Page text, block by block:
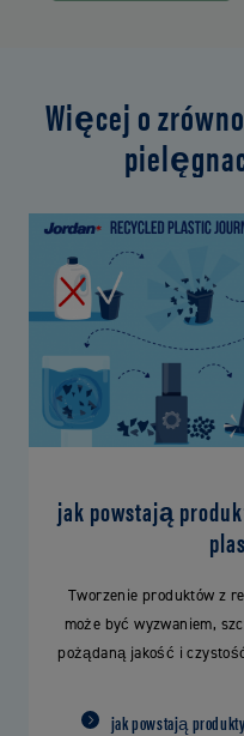
Więcej o
jak powstają
Tworzenie produktów z
może być wyzwaniem,
pożądaną jakość i
jak powstają